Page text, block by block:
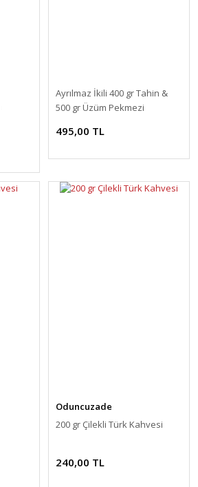
Ayrılmaz İkili 400 gr Tahin &
500 gr Üzüm Pekmezi
495,00 TL
Oduncuzade
200 gr Çilekli Türk Kahvesi
240,00 TL